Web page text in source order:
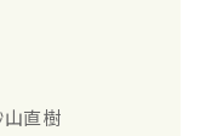
直樹